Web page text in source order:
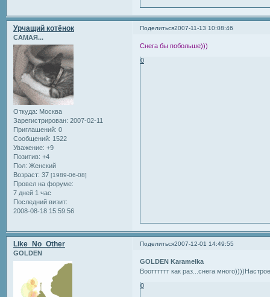
Поделиться2007-11-13 10:08:46
Урчащий котёнок
САМАЯ...
Откуда: Москва
Зарегистрирован: 2007-02-11
Приглашений: 0
Сообщений: 1522
Уважение: +9
Позитив: +4
Пол: Женский
Возраст: 37 [1989-06-08]
Провел на форуме:
7 дней 1 час
Последний визит:
2008-08-18 15:59:56
Снега бы побольше)))
0
Поделиться2007-12-01 14:49:55
Like_No_Other
GOLDEN
GOLDEN Karamelka
Воотттттт как раз...снега
0